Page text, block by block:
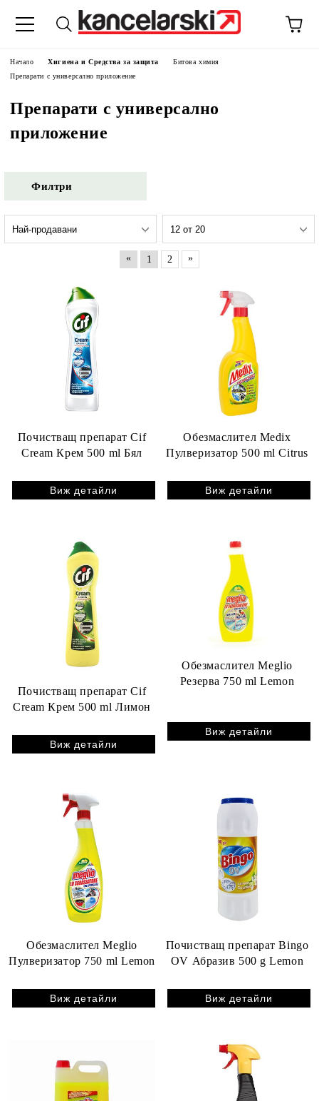
Начало Хигиена и Средства за защита
Битова химия
Препарати с универсално приложение
Препарати с универсално
приложение
Филтри
« 1 2 »
Почистващ препарат Cif
Cream Крем 500 ml Бял
Виж детайли
Обезмаслител Medix
Пулверизатор 500 ml Citrus
Виж детайли
Почистващ препарат Cif
Cream Крем 500 ml Лимон
Виж детайли
Обезмаслител Meglio
Резерва 750 ml Lemon
Виж детайли
Обезмаслител Meglio
Пулверизатор 750 ml Lemon
Виж детайли
Почистващ препарат Bingo
OV Абразив 500 g Lemon
Виж детайли